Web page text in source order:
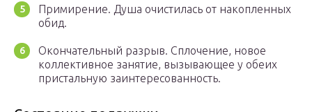
Примирение. Душа очистилась от накопленных
обид.
Окончательный разрыв. Сплочение, новое
коллективное занятие, вызывающее у обеих
пристальную заинтересованность.